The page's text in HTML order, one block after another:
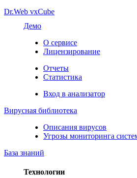
Dr.Web vxCube
Демо
О сервисе
Лицензирование
Отчеты
Статистика
Вход в анализатор
Вирусная библиотека
Описания вирусов
Угрозы мониторинга
База знаний
Технологии